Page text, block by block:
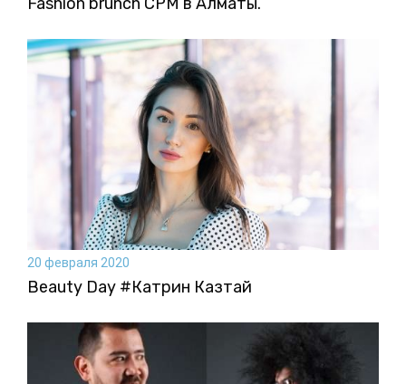
20 февраля 2020
Beauty Day #Катрин Казтай